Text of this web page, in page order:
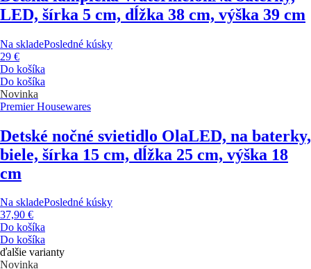
LED, šírka 5 cm, dĺžka 38 cm, výška 39 cm
Na skladePosledné kúsky
29 €
Do košíka
Do košíka
Novinka
Premier Housewares
Detské nočné svietidlo OlaLED, na baterky,
biele, šírka 15 cm, dĺžka 25 cm, výška 18
cm
Na skladePosledné kúsky
37,90 €
Do košíka
Do košíka
ďalšie varianty
Novinka